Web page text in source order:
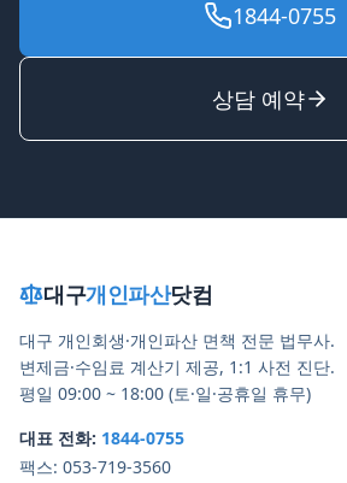
1844-0755
상담 예약
대구개인파산닷컴
대구 개인회생·개인파산 면책 전문 법무사.
변제금·수임료 계산기 제공, 1:1 사전 진단.
평일 09:00 ~ 18:00 (토·일·공휴일 휴무)
대표 전화: 1844-0755
팩스: 053-719-3560